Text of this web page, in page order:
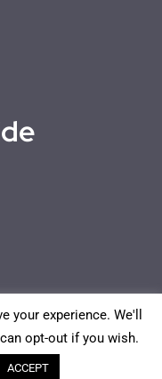
experience. We'll
opt-out if you wish.
ACCEPT
Deutsch Français